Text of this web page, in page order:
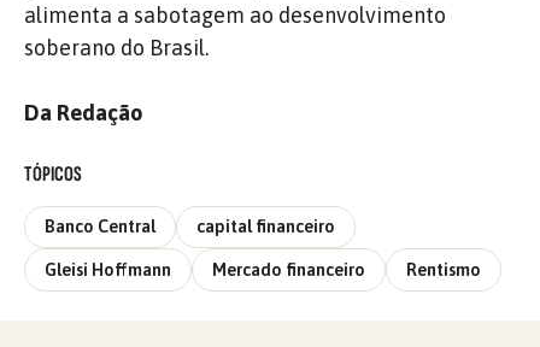
alimenta a sabotagem ao desenvolvimento
soberano do Brasil.
Da Redação
TÓPICOS
Banco Central capital financeiro
Gleisi Hoffmann Mercado financeiro Rentismo